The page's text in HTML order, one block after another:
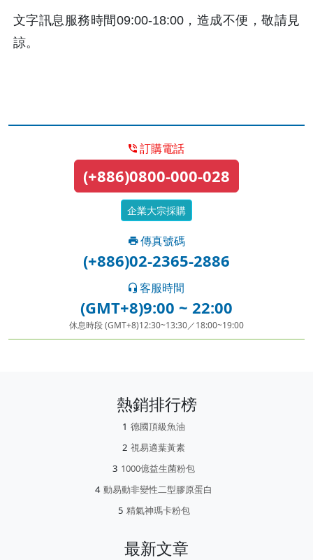
文字訊息服務時間09:00-18:00，造成不便，敬請見
諒。
訂購電話
(+886)0800-000-028
企業大宗採購
傳真號碼
(+886)02-2365-2886
客服時間
(GMT+8)9:00 ~ 22:00
休息時段 (GMT+8)12:30~13:30／18:00~19:00
熱銷排行榜
德國頂級魚油
視易適葉黃素
1000億益生菌粉包
動易動非變性二型膠原蛋白
精氣神瑪卡粉包
最新文章